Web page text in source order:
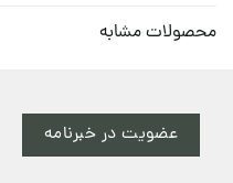
محصولات مشابه
عضویت در خبرنامه